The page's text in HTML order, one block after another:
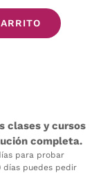
clases y cursos
completa.
para probar
días puedes pedir